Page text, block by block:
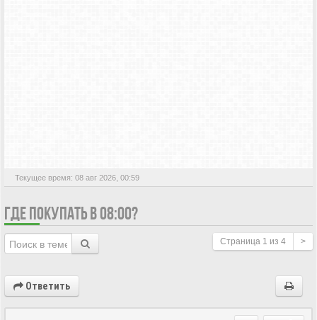
Текущее время: 08 авг 2026, 00:59
ГДЕ ПОКУПАТЬ В 08:00?
Страница 1 из 4 >
Ответить